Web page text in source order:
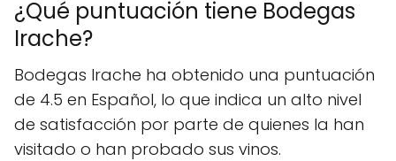
¿Qué puntuación tiene Bodegas
Irache?
Bodegas Irache ha obtenido una puntuación
de 4.5 en Español, lo que indica un alto nivel
de satisfacción por parte de quienes la han
visitado o han probado sus vinos.